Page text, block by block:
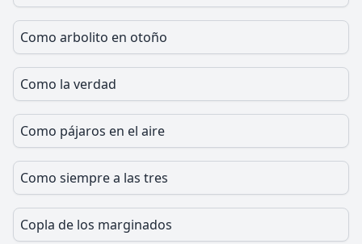
Como arbolito en otoño
Como la verdad
Como pájaros en el aire
Como siempre a las tres
Copla de los marginados